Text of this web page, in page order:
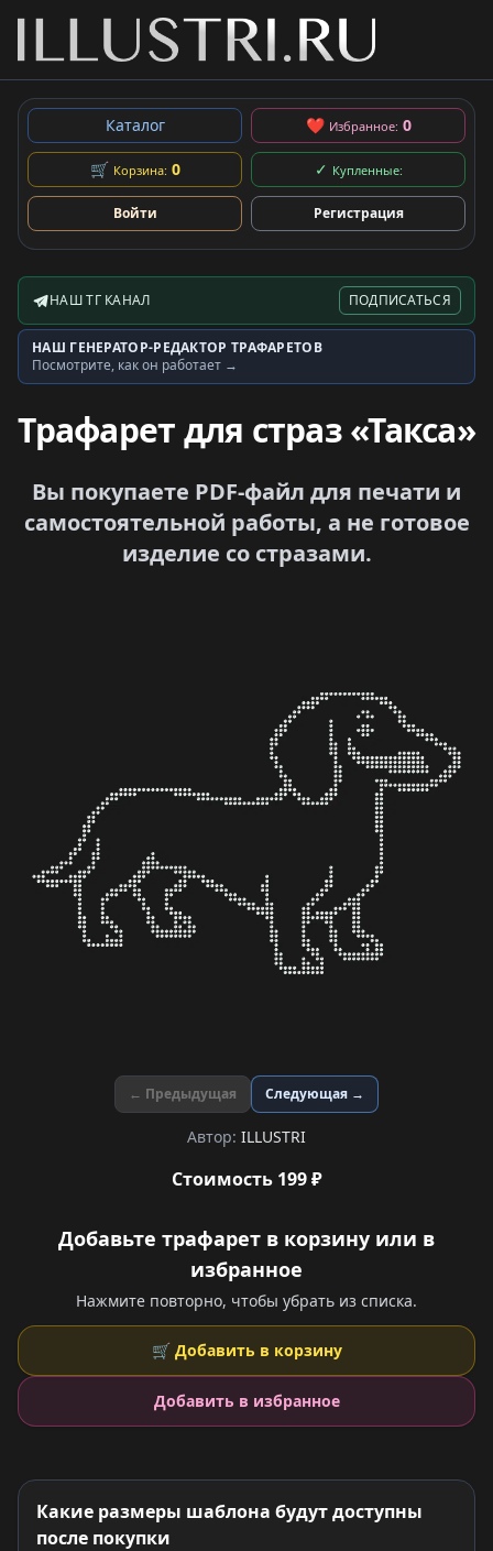
Каталог ❤ Избранное: 0
🛒 Корзина: 0 ✓ Купленные:
Войти Регистрация
Telegram-канал
НАШ ТГ КАНАЛ ПОДПИСАТЬСЯ
Генератор трафаретов
НАШ ГЕНЕРАТОР-РЕДАКТОР ТРАФАРЕТОВ
Посмотрите, как он работает →
Трафарет для страз «Такса»
Вы покупаете PDF-файл для печати и
самостоятельной работы, а не готовое
изделие со стразами.
← Предыдущая Следующая →
Автор: ILLUSTRI
Стоимость 199 ₽
Добавьте трафарет в корзину или в
избранное
Нажмите повторно, чтобы убрать из списка.
🛒 Добавить в корзину
Добавить в избранное
Какие размеры шаблона будут доступны
после покупки